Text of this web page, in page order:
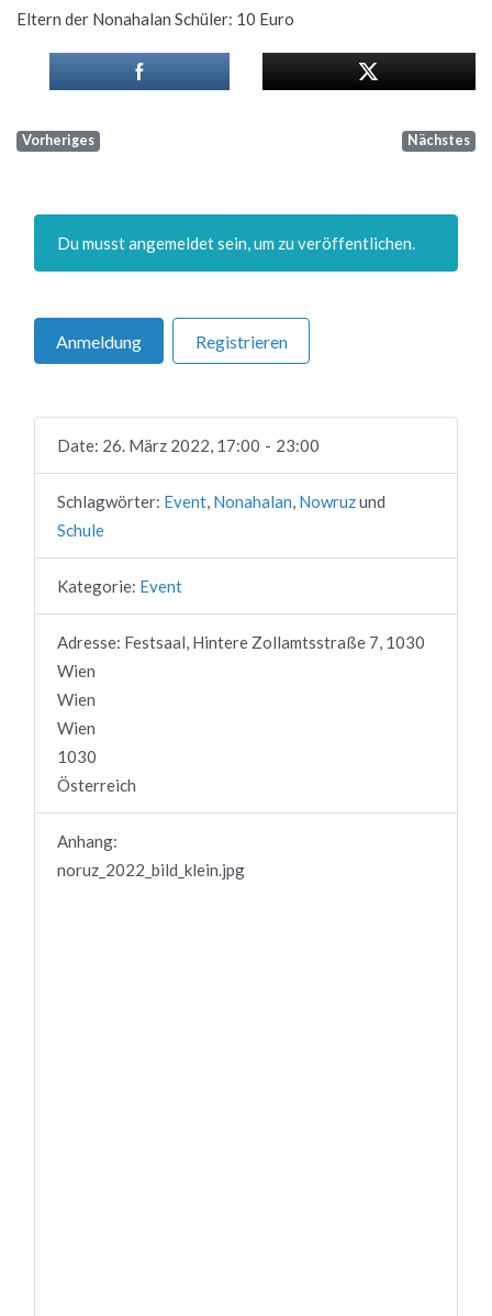
Eltern der Nonahalan Schüler: 10 Euro
Vorheriges Nächstes
Du musst angemeldet sein, um zu veröffentlichen.
Anmeldung Registrieren
Date: 26. März 2022, 17:00 - 23:00
Schlagwörter: Event, Nonahalan, Nowruzund
Schule
Kategorie: Event
Adresse: Festsaal, Hintere Zollamtsstraße 7, 1030
Wien
Wien
Wien
1030
Österreich
Anhang:
noruz_2022_bild_klein.jpg